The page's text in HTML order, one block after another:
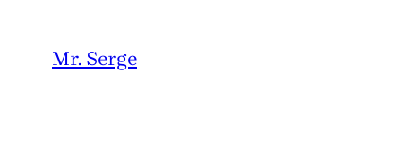
Mr. Serge